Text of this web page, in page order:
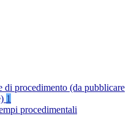
di procedimento (da pubblicare
1
procedimentali